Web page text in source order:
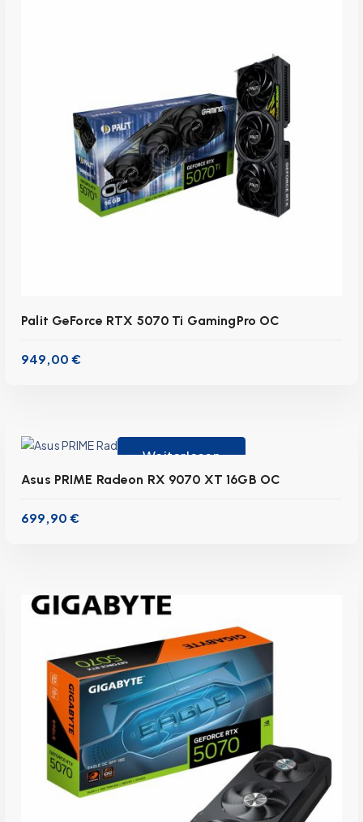
Weiterlesen
Palit GeForce RTX 5070 Ti GamingPro OC
949,00€
Weiterlesen
Asus PRIME Radeon RX 9070 XT 16GB OC
699,90€